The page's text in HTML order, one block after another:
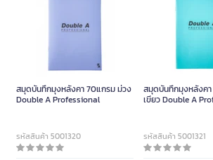
สมุดบันทึกมุงหลังคา 70แกรม ม่วง
Double A Professional
รหัสสินค้า 5001320
สมุดบันทึกมุงหลังค
เขียว Double A
รหัสสินค้า 5001321